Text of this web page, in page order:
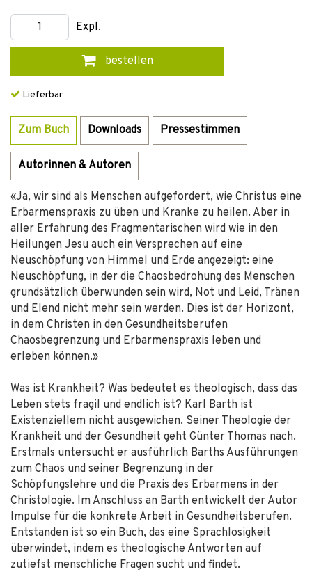
Expl.
bestellen
Lieferbar
Zum Buch Downloads Pressestimmen
Autorinnen & Autoren
«Ja, wir sind als Menschen aufgefordert, wie Christus eine
Erbarmenspraxis zu üben und Kranke zu heilen. Aber in
aller Erfahrung des Fragmentarischen wird wie in den
Heilungen Jesu auch ein Versprechen auf eine
Neuschöpfung von Himmel und Erde angezeigt: eine
Neuschöpfung, in der die Chaosbedrohung des Menschen
grundsätzlich überwunden sein wird, Not und Leid, Tränen
und Elend nicht mehr sein werden. Dies ist der Horizont,
in dem Christen in den Gesundheitsberufen
Chaosbegrenzung und Erbarmenspraxis leben und
erleben können.»
Was ist Krankheit? Was bedeutet es theologisch, dass das
Leben stets fragil und endlich ist? Karl Barth ist
Existenziellem nicht ausgewichen. Seiner Theologie der
Krankheit und der Gesundheit geht Günter Thomas nach.
Erstmals untersucht er ausführlich Barths Ausführungen
zum Chaos und seiner Begrenzung in der
Schöpfungslehre und die Praxis des Erbarmens in der
Christologie. Im Anschluss an Barth entwickelt der Autor
Impulse für die konkrete Arbeit in Gesundheitsberufen.
Entstanden ist so ein Buch, das eine Sprachlosigkeit
überwindet, indem es theologische Antworten auf
zutiefst menschliche Fragen sucht und findet.